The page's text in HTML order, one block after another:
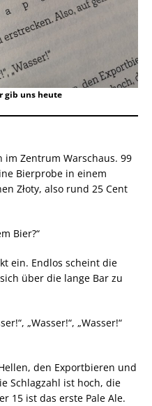
gib uns heute
im Zentrum Warschaus. 99
Bierprobe in einem
Złoty, also rund 25 Cent
Bier?“
ein. Endlos scheint die
über die lange Bar zu
„Wasser!“, „Wasser!“
den Exportbieren und
Schlagzahl ist hoch, die
15 ist das erste Pale Ale.